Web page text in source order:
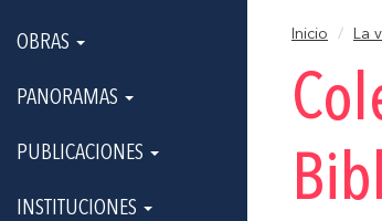
OBRAS
PANORAMAS
PUBLICACIONES
INSTITUCIONES
Inicio La